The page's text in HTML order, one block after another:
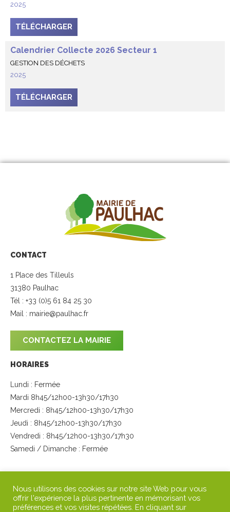
2025
TÉLÉCHARGER
Calendrier Collecte 2026 Secteur 1
GESTION DES DÉCHETS
2025
TÉLÉCHARGER
CONTACT
1 Place des Tilleuls
31380 Paulhac
Tél : +33 (0)5 61 84 25 30
Mail : mairie@paulhac.fr
CONTACTEZ LA MAIRIE
HORAIRES
Lundi : Fermée
Mardi 8h45/12h00-13h30/17h30
Mercredi : 8h45/12h00-13h30/17h30
Jeudi : 8h45/12h00-13h30/17h30
Vendredi : 8h45/12h00-13h30/17h30
Samedi / Dimanche : Fermée
Nous utilisons des cookies sur notre site Web pour vous
offrir l'expérience la plus pertinente en mémorisant vos
préférences et vos visites répétées. En cliquant sur